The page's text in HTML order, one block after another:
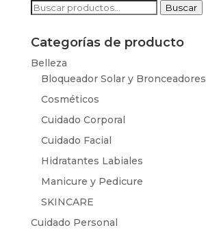
Buscar
Buscar
Categorías de producto
Belleza
Bloqueador Solar y Bronceadores
Cosméticos
Cuidado Corporal
Cuidado Facial
Hidratantes Labiales
Manicure y Pedicure
SKINCARE
Cuidado Personal